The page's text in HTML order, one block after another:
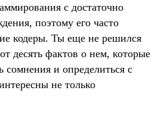
с достаточно
поэтому его часто
кодеры. Ты еще не решился
десять фактов о нем, которые
сомнения и определиться с
не только